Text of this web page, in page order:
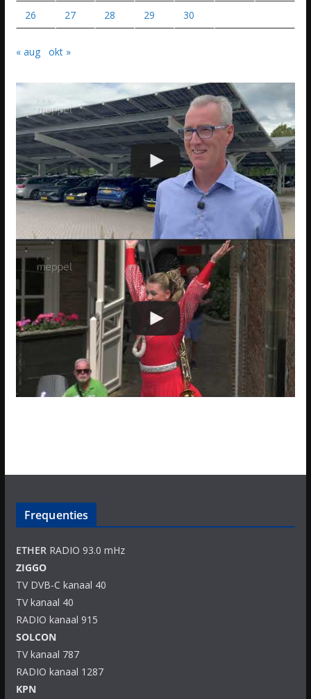
26 27 28 29 30
« aug okt »
Frequenties
ETHERRADIO 93.0 mHz
ZIGGO
TV DVB-C kanaal 40
TV kanaal 40
RADIO kanaal 915
SOLCON
TV kanaal 787
RADIO kanaal 1287
KPN